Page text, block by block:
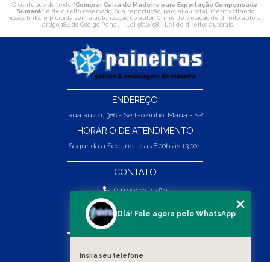
O conteúdo do texto "Comprar Caixa de Madeira para Exportação Compensada
Sumaré" é de direito reservado. Sua reprodução, parcial ou total, mesmo citando
nossos links, é proibida sem a autorização do autor. Crime de violação de direito autoral
– artigo 184 do Código Penal – Lei 9610/98 - Lei de direitos autorais.
ENDEREÇO
Rua Ruzzi, 386 - Sertãozinho, Mauá - SP
HORÁRIO DE ATENDIMENTO
Segunda a Segunda das 8:00h às 13:00h
CONTATO
(11) 99132-1783
(11) 99132-1783
vendas@abpaineiras.com.br
Olá! Fale agora pelo WhatsApp
Insira seu telefone